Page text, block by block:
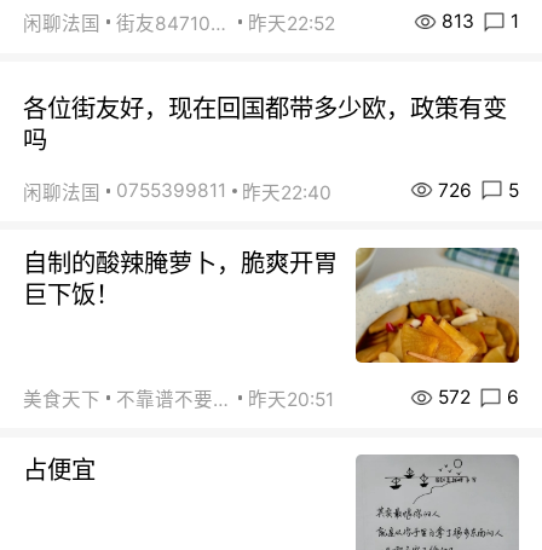
闲聊法国 街友84710671 昨天22:52 813 1
各位街友好，现在回国都带多少欧，政策有变
吗
闲聊法国 0755399811 昨天22:40 726 5
自制的酸辣腌萝卜，脆爽开胃
巨下饭！
美食天下 不靠谱不要联系 昨天20:51 572 6
占便宜